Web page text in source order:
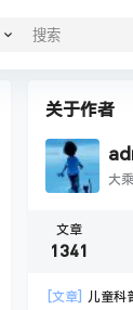
关于作者
大
文章
1341
[文章]
儿童科